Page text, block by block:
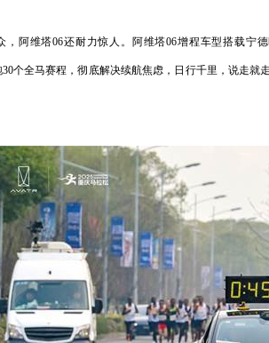
，阿维塔06还耐力惊人。阿维塔06增程车型搭载宁
30个全马赛程，彻底解决续航焦虑，日行千里，说走就